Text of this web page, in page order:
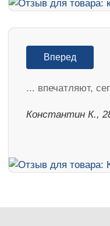
Вперед
... впечатляют,
Константин К.,